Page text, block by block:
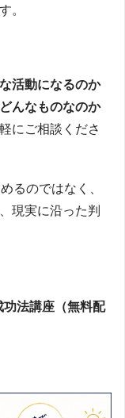
。
活動になるのか
んなものなのか
にご相談くださ
るのではなく、
現実に沿った判
法講座（無料配